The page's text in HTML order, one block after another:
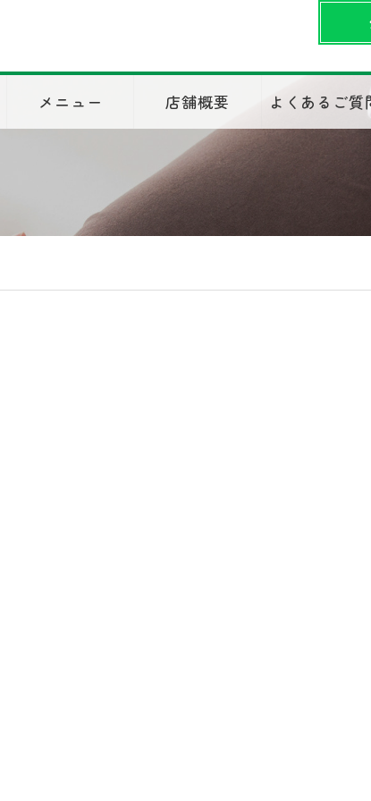
メニュー 店舗概要 よくあるご質